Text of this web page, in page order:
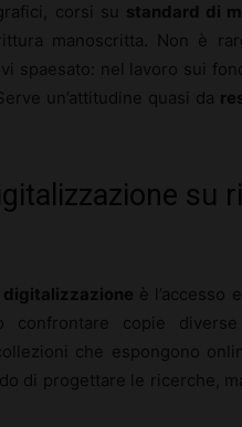
corsi su standard di
manoscritta. Non è
spaesato: nel lavoro sui
un’attitudine quasi da
su
digitalizzazione è l’accesso
confrontare copie
che espongono
di progettare le ricerche,